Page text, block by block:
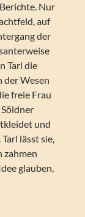
Nur
auf
der
Tarl die
der Wesen
freie Frau
und
lässt sie,
zahmen
glauben,